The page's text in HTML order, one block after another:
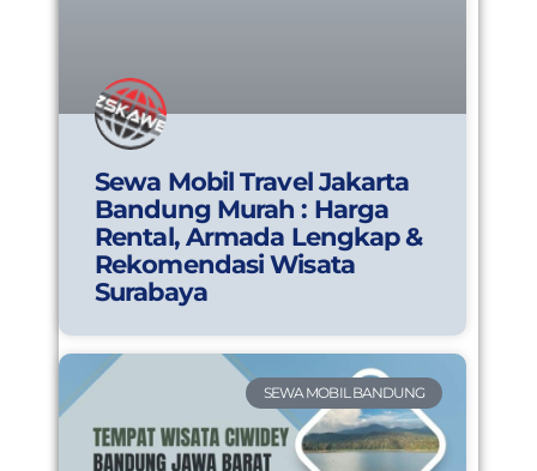
Sewa Mobil Travel Jakarta
Bandung Murah : Harga
Rental, Armada Lengkap &
Rekomendasi Wisata
Surabaya
SEWA MOBIL BANDUNG